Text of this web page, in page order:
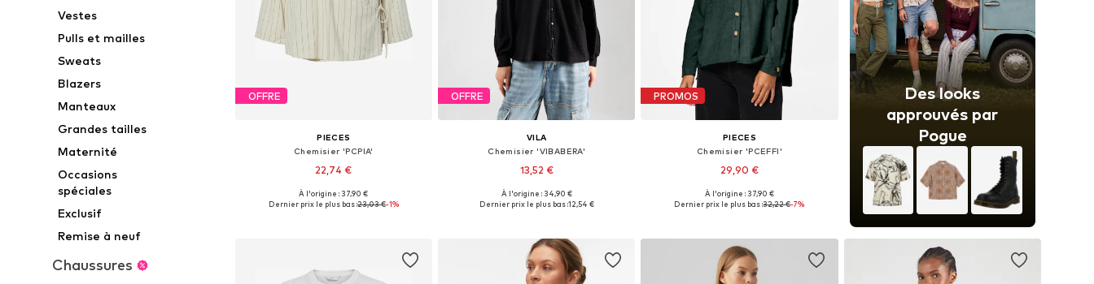
Vestes
Pulls et mailles
Sweats
Blazers
Manteaux
Grandes tailles
Maternité
Occasions
spéciales
Exclusif
Remise à neuf
Chaussures
OFFRE
PIECES
Chemisier 'PCPIA'
22,74 €
Tailles disponibles: XS, S, M, XL
À l'origine : 37,90 €
Dernier prix le plus bas :23,03 €-1%
OFFRE
VILA
Chemisier 'VIBABERA'
13,52 €
Tailles disponibles: XS, S, M, L
À l'origine : 34,90 €
Dernier prix le plus bas :12,54 €
PROMOS
PIECES
Chemisier 'PCEFFI'
29,90 €
+5
Tailles disponibles: XS, S, M, L, XL, XXL
À l'origine : 37,90 €
Dernier prix le plus bas :32,22 €-7%
Des looks
approuvés par
Pogue